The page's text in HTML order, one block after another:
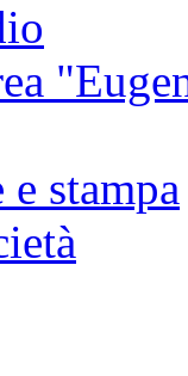
stampa